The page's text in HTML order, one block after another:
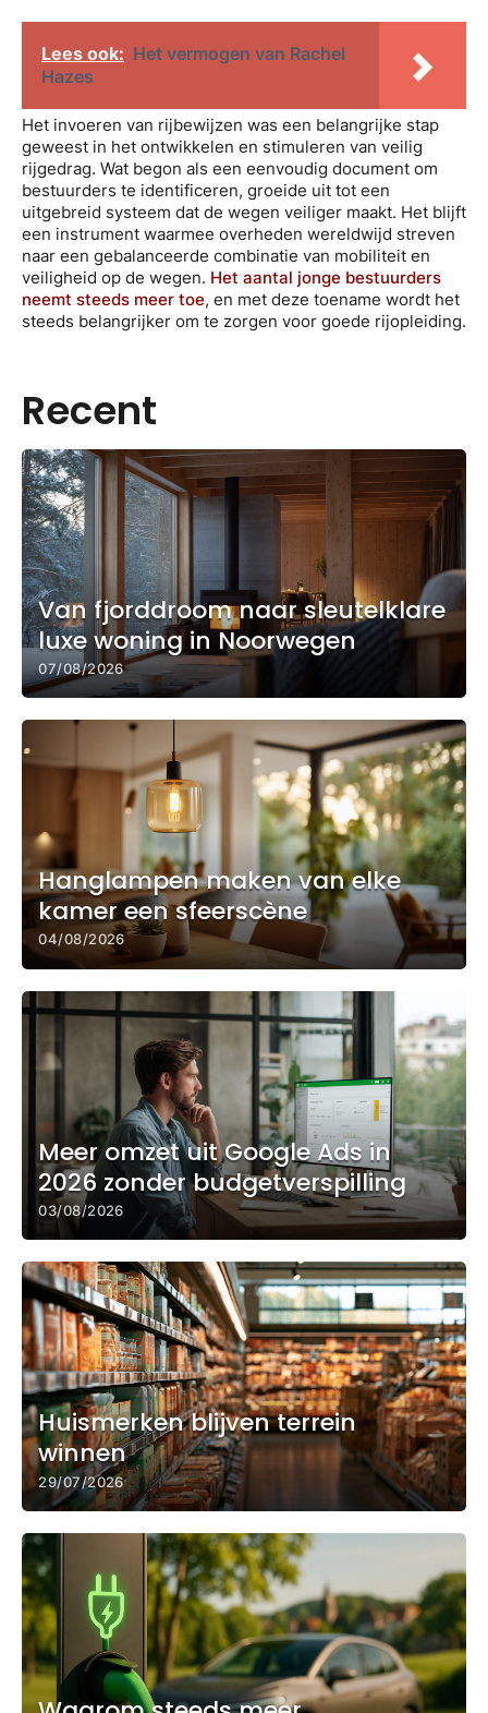
Lees ook: Het vermogen van Rachel
Hazes
Het invoeren van rijbewijzen was een belangrijke stap
geweest in het ontwikkelen en stimuleren van veilig
rijgedrag. Wat begon als een eenvoudig document om
bestuurders te identificeren, groeide uit tot een
uitgebreid systeem dat de wegen veiliger maakt. Het blijft
een instrument waarmee overheden wereldwijd streven
naar een gebalanceerde combinatie van mobiliteit en
veiligheid op de wegen. Het aantal jonge bestuurders
neemt steeds meer toe, en met deze toename wordt het
steeds belangrijker om te zorgen voor goede rijopleiding.
Recent
Van fjorddroom naar sleutelklare
luxe woning in Noorwegen
07/08/2026
Hanglampen maken van elke
kamer een sfeerscène
04/08/2026
Meer omzet uit Google Ads in
2026 zonder budgetverspilling
03/08/2026
Huismerken blijven terrein
winnen
29/07/2026